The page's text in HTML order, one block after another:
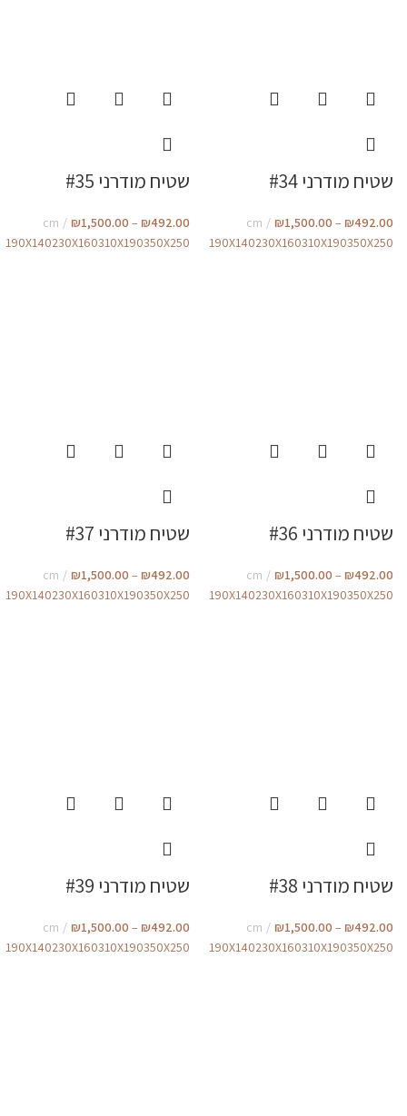
שטיח מודרני #34
₪492.00
–
₪1,500.00
cm
שטיח מודרני #35
₪492.00
–
₪1,500.00
cm
190X140230X160310X190350X250
שטיח מודרני #36
₪492.00
–
₪1,500.00
cm
190X140230X160310X190350X250
שטיח מודרני #37
₪492.00
–
₪1,500.00
cm
190X140230X160310X190350X250
שטיח מודרני #38
₪492.00
–
₪1,500.00
cm
190X140230X160310X190350X250
שטיח מודרני #39
₪492.00
–
₪1,500.00
cm
190X140230X160310X190350X250
190X140230X160310X190350X250